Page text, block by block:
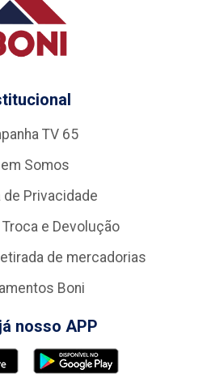
TV 65
Somos
de Privacidade
e Devolução
de mercadorias
Boni
nosso APP